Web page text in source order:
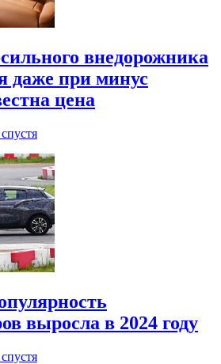
внедорожника
даже при минус
цена
выросла в 2024 году